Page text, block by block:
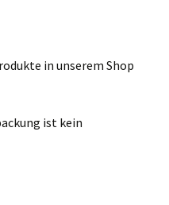
in unserem Shop
ist kein